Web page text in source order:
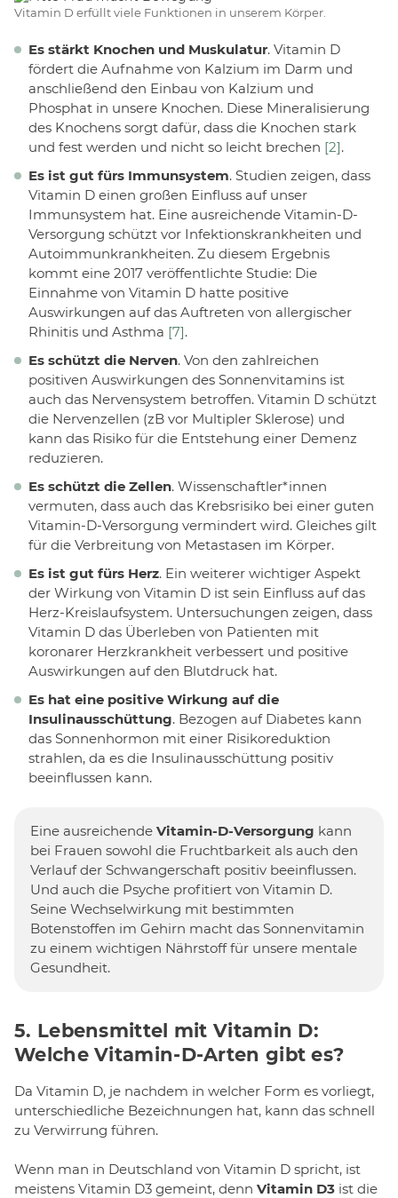
Vitamin D erfüllt viele Funktionen in unserem Körper.
Es stärkt Knochen und Muskulatur. Vitamin D
fördert die Aufnahme von Kalzium im Darm und
anschließend den Einbau von Kalzium und
Phosphat in unsere Knochen. Diese Mineralisierung
des Knochens sorgt dafür, dass die Knochen stark
und fest werden und nicht so leicht brechen [2].
Es ist gut fürs Immunsystem. Studien zeigen, dass
Vitamin D einen großen Einfluss auf unser
Immunsystem hat. Eine ausreichende Vitamin-D-
Versorgung schützt vor Infektionskrankheiten und
Autoimmunkrankheiten. Zu diesem Ergebnis
kommt eine 2017 veröffentlichte Studie: Die
Einnahme von Vitamin D hatte positive
Auswirkungen auf das Auftreten von allergischer
Rhinitis und Asthma [7].
Es schützt die Nerven. Von den zahlreichen
positiven Auswirkungen des Sonnenvitamins ist
auch das Nervensystem betroffen. Vitamin D schützt
die Nervenzellen (zB vor Multipler Sklerose) und
kann das Risiko für die Entstehung einer Demenz
reduzieren.
Es schützt die Zellen. Wissenschaftler*innen
vermuten, dass auch das Krebsrisiko bei einer guten
Vitamin-D-Versorgung vermindert wird. Gleiches gilt
für die Verbreitung von Metastasen im Körper.
Es ist gut fürs Herz. Ein weiterer wichtiger Aspekt
der Wirkung von Vitamin D ist sein Einfluss auf das
Herz-Kreislaufsystem. Untersuchungen zeigen, dass
Vitamin D das Überleben von Patienten mit
koronarer Herzkrankheit verbessert und positive
Auswirkungen auf den Blutdruck hat.
Es hat eine positive Wirkung auf die
Insulinausschüttung. Bezogen auf Diabetes kann
das Sonnenhormon mit einer Risikoreduktion
strahlen, da es die Insulinausschüttung positiv
beeinflussen kann.
Eine ausreichende Vitamin-D-Versorgung kann
bei Frauen sowohl die Fruchtbarkeit als auch den
Verlauf der Schwangerschaft positiv beeinflussen.
Und auch die Psyche profitiert von Vitamin D.
Seine Wechselwirkung mit bestimmten
Botenstoffen im Gehirn macht das Sonnenvitamin
zu einem wichtigen Nährstoff für unsere mentale
Gesundheit.
5. Lebensmittel mit Vitamin D:
Welche Vitamin-D-Arten gibt es?
Da Vitamin D, je nachdem in welcher Form es vorliegt,
unterschiedliche Bezeichnungen hat, kann das schnell
zu Verwirrung führen.
Wenn man in Deutschland von Vitamin D spricht, ist
meistens Vitamin D3 gemeint, denn Vitamin D3 ist die